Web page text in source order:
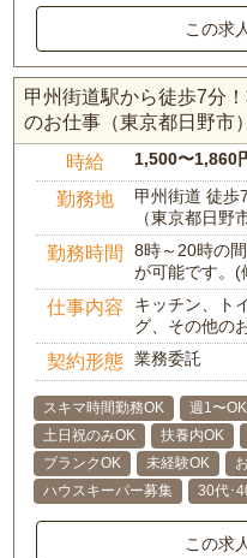
この求
甲州街道駅から徒歩7分
のお仕事（東京都日野市）
時給 1,500〜1,860
勤務地
甲州街道 徒歩
（東京都日野
勤務時間
8時～20時の
が可能です。(
仕事内容
キッチン、ト
グ、その他の
契約形態 業務委託
スキマ時間勤務OK 週1〜OK
土日祝のみOK
扶養内OK
ブランクOK
未経験OK
ハウスキーパー募集
30代･
この求